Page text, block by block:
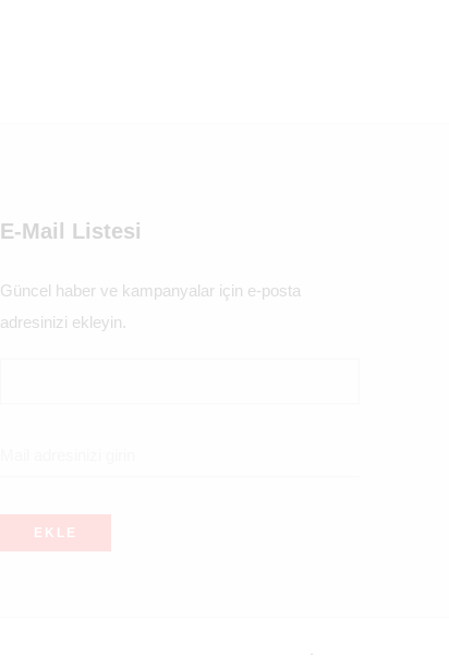
E-Mail Listesi
Güncel haber ve kampanyalar için e-posta
adresinizi ekleyin.